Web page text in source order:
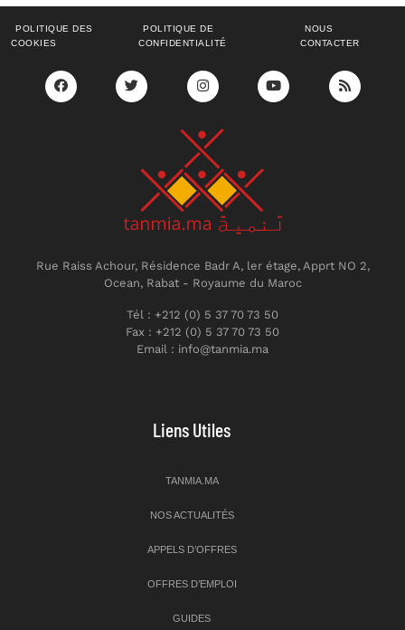
POLITIQUE DES
COOKIES
POLITIQUE DE
CONFIDENTIALITÉ
NOUS
CONTACTER
Rue Raiss Achour, Résidence Badr A, ler étage, Apprt NO 2,
Ocean, Rabat - Royaume du Maroc
Tél : +212 (0) 5 37 70 73 50
Fax : +212 (0) 5 37 70 73 50
Email : info@tanmia.ma
Liens Utiles
TANMIA.MA
NOS ACTUALITÉS
APPELS D’OFFRES
OFFRES D’EMPLOI
GUIDES